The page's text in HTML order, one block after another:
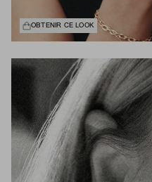
OBTENIR CE LOOK